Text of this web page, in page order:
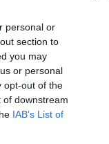
personal or
section to
you may
or personal
opt-out of the
of downstream
IAB’s List of